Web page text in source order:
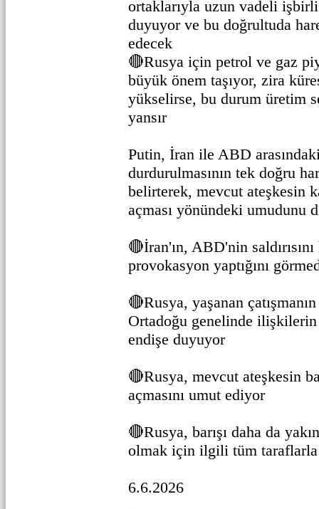
ortaklarıyla uzun vadeli
duyuyor ve bu doğrultuda
edecek
🔴Rusya için petrol ve gaz
büyük önem taşıyor, zira
yükselirse, bu durum üretim
yansır
Putin, İran ile ABD
durdurulmasının tek doğru
belirterek, mevcut ateşkesin
açması yönündeki umudunu
🔴İran'ın, ABD'nin
provokasyon yaptığını
🔴Rusya, yaşanan
Ortadoğu genelinde
endişe duyuyor
🔴Rusya, mevcut ateşkesin
açmasını umut ediyor
🔴Rusya, barışı daha da
olmak için ilgili tüm taraflarla
6.6.2026